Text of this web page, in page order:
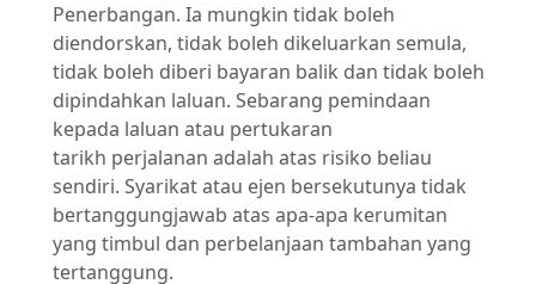
Penerbangan. Ia mungkin tidak boleh
diendorskan, tidak boleh dikeluarkan semula,
tidak boleh diberi bayaran balik dan tidak boleh
dipindahkan laluan. Sebarang pemindaan
kepada laluan atau pertukaran
tarikh perjalanan adalah atas risiko beliau
sendiri. Syarikat atau ejen bersekutunya tidak
bertanggungjawab atas apa-apa kerumitan
yang timbul dan perbelanjaan tambahan yang
tertanggung.